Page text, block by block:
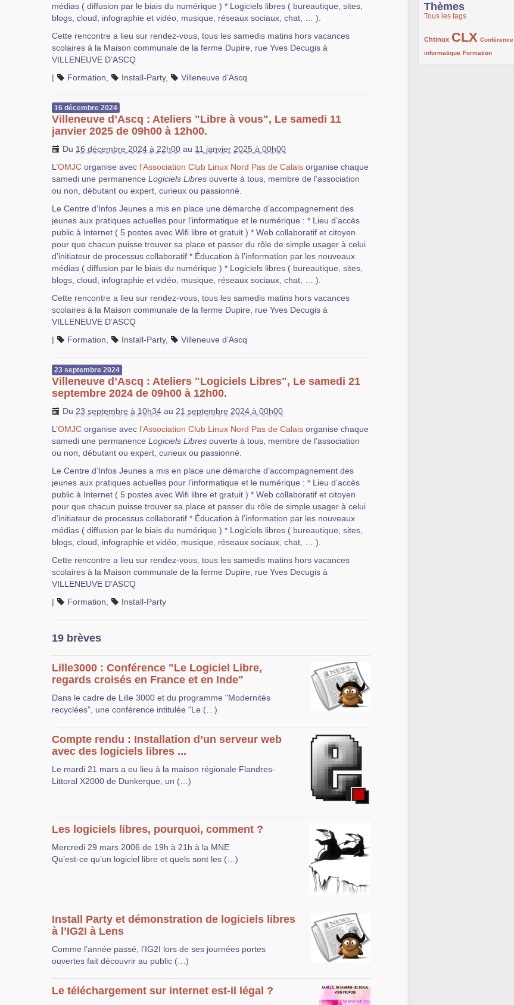
médias ( diffusion par le biais du numérique ) * Logiciels libres ( bureautique, sites,
blogs, cloud, infographie et vidéo, musique, réseaux sociaux, chat, … ).
Cette rencontre a lieu sur rendez-vous, tous les samedis matins hors vacances
scolaires à la Maison communale de la ferme Dupire, rue Yves Decugis à
VILLENEUVE D’ASCQ
|
Formation Install-Party, Villeneuve d’Ascq
16 décembre 2024
Villeneuve d’Ascq : Ateliers "Libre à vous", Le samedi 11
janvier 2025 de 09h00 à 12h00.
Du 16 décembre 2024 à 22h00 au 11 janvier 2025 à 00h00
L’OMJC organise avec l’Association Club Linux Nord Pas de Calais organise chaque
samedi une permanence Logiciels Libres ouverte à tous, membre de l’association
ou non, débutant ou expert, curieux ou passionné.
Le Centre d’Infos Jeunes a mis en place une démarche d’accompagnement des
jeunes aux pratiques actuelles pour l’informatique et le numérique : * Lieu d’accès
public à Internet ( 5 postes avec Wifi libre et gratuit ) * Web collaboratif et citoyen
pour que chacun puisse trouver sa place et passer du rôle de simple usager à celui
d’initiateur de processus collaboratif * Éducation à l’information par les nouveaux
médias ( diffusion par le biais du numérique ) * Logiciels libres ( bureautique, sites,
blogs, cloud, infographie et vidéo, musique, réseaux sociaux, chat, … ).
Cette rencontre a lieu sur rendez-vous, tous les samedis matins hors vacances
scolaires à la Maison communale de la ferme Dupire, rue Yves Decugis à
VILLENEUVE D’ASCQ
|
Formation Install-Party, Villeneuve d’Ascq
23 septembre 2024
Villeneuve d’Ascq : Ateliers "Logiciels Libres", Le samedi 21
septembre 2024 de 09h00 à 12h00.
Du 23 septembre à 10h34 au 21 septembre 2024 à 00h00
L’OMJC organise avec l’Association Club Linux Nord Pas de Calais organise chaque
samedi une permanence Logiciels Libres ouverte à tous, membre de l’association
ou non, débutant ou expert, curieux ou passionné.
Le Centre d’Infos Jeunes a mis en place une démarche d’accompagnement des
jeunes aux pratiques actuelles pour l’informatique et le numérique : * Lieu d’accès
public à Internet ( 5 postes avec Wifi libre et gratuit ) * Web collaboratif et citoyen
pour que chacun puisse trouver sa place et passer du rôle de simple usager à celui
d’initiateur de processus collaboratif * Éducation à l’information par les nouveaux
médias ( diffusion par le biais du numérique ) * Logiciels libres ( bureautique, sites,
blogs, cloud, infographie et vidéo, musique, réseaux sociaux, chat, … ).
Cette rencontre a lieu sur rendez-vous, tous les samedis matins hors vacances
scolaires à la Maison communale de la ferme Dupire, rue Yves Decugis à
VILLENEUVE D’ASCQ
|
Formation Install-Party
19 brèves
Lille3000 : Conférence "Le Logiciel Libre,
regards croisés en France et en Inde"
Dans le cadre de Lille 3000 et du programme "Modernités
recyclées", une conférence intitulée "Le (…)
Compte rendu : Installation d’un serveur web
avec des logiciels libres ...
Le mardi 21 mars a eu lieu à la maison régionale Flandres-
Littoral X2000 de Dunkerque, un (…)
Les logiciels libres, pourquoi, comment ?
Mercredi 29 mars 2006 de 19h à 21h à la MNE
Qu’est-ce qu’un logiciel libre et quels sont les (…)
Install Party et démonstration de logiciels libres
à l’IG2I à Lens
Comme l’année passé, l’IG2I lors de ses journées portes
ouvertes fait découvrir au public (…)
Le téléchargement sur internet est-il légal ?
Thèmes
Tous les tags
Chtinux
222/1002CLX
1002/1002 Conférence
132/1002
informatique
119/1002 Formation
168/1002